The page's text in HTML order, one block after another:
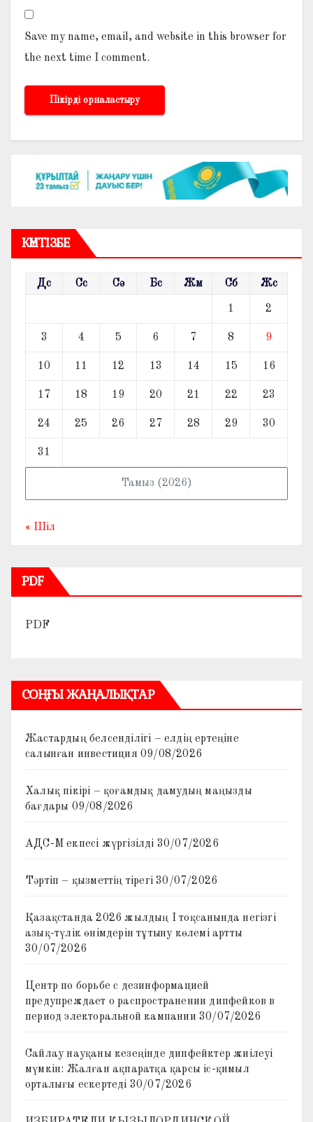
Save my name, email, and website in this browser for
the next time I comment.
КҮНТІЗБЕ
Тамыз (2026)
Дс Сс Сә Бс Жм Сб Жс
1 2
3 4 5 6 7 8 9
10 11 12 13 14 15 16
17 18 19 20 21 22 23
24 25 26 27 28 29 30
31
« Шіл
PDF
PDF
СОҢҒЫ ЖАҢАЛЫҚТАР
Жастардың белсенділігі – елдің ертеңіне
салынған инвестиция 09/08/2026
Халық пікірі – қоғамдық дамудың маңызды
бағдары 09/08/2026
АДС-М екпесі жүргізілді 30/07/2026
Тәртіп – қызметтің тірегі 30/07/2026
Қазақстанда 2026 жылдың I тоқсанында негізгі
азық-түлік өнімдерін тұтыну көлемі артты
30/07/2026
Центр по борьбе с дезинформацией
предупреждает о распространении дипфейков в
период электоральной кампании 30/07/2026
Сайлау науқаны кезеңінде дипфейктер жиілеуі
мүмкін: Жалған ақпаратқа қарсы іс-қимыл
орталығы ескертеді 30/07/2026